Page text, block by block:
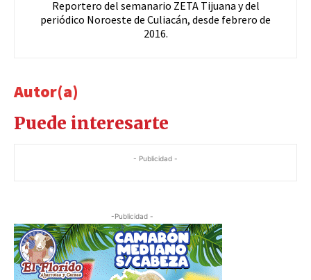
Reportero del semanario ZETA Tijuana y del
periódico Noroeste de Culiacán, desde febrero de
2016.
Autor(a)
Puede interesarte
- Publicidad -
-Publicidad -